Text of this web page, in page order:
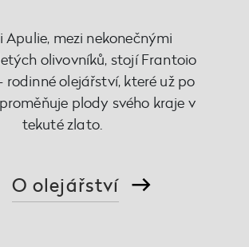
Apulie, mezi nekonečnými
olivovníků, stojí Frantoio
rodinné olejářství, které už po
plody svého kraje v
tekuté zlato.
O olejářství